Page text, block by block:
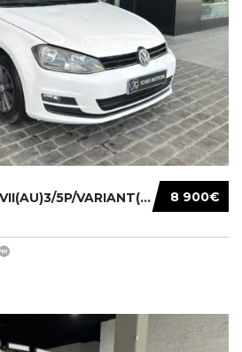
8 900€
VOLKSWAGEN GOLF VII(AU)3/5P/VARIANT(12-16 20...